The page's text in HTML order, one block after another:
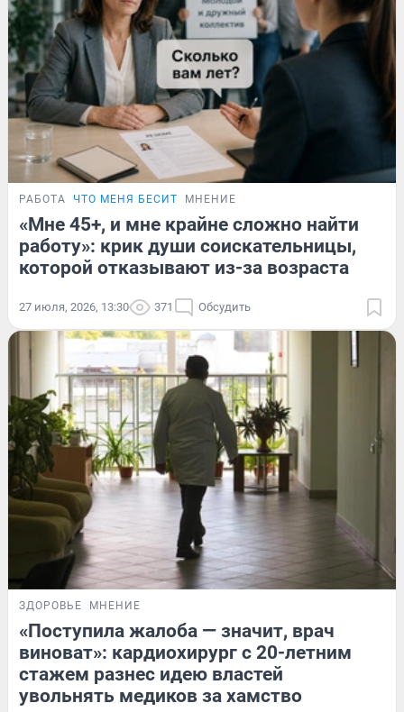
РАБОТА ЧТО МЕНЯ БЕСИТ МНЕНИЕ
«Мне 45+, и мне крайне сложно найти
работу»: крик души соискательницы,
которой отказывают из-за возраста
27 июля, 2026, 13:30 371 Обсудить
ЗДОРОВЬЕ МНЕНИЕ
«Поступила жалоба — значит, врач
виноват»: кардиохирург с 20-летним
стажем разнес идею властей
увольнять медиков за хамство